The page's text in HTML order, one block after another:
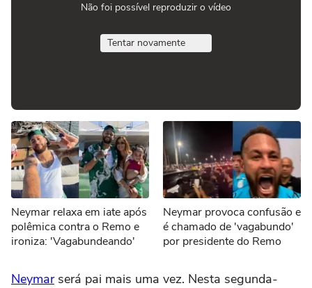
Não foi possível reproduzir o vídeo
Tentar novamente
Neymar relaxa em iate após
polêmica contra o Remo e
ironiza: 'Vagabundeando'
Neymar provoca confusão e
é chamado de 'vagabundo'
por presidente do Remo
Neymarserá pai mais uma vez. Nesta segunda-